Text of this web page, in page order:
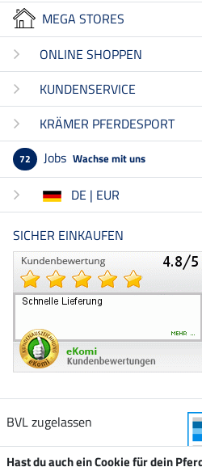
MEGA STORES
ONLINE SHOPPEN
KUNDENSERVICE
KRÄMER PFERDESPORT
72 Jobs Wachse mit uns
DE | EUR
SICHER EINKAUFEN
BVL zugelassen
Hast du auch ein Cookie für dein